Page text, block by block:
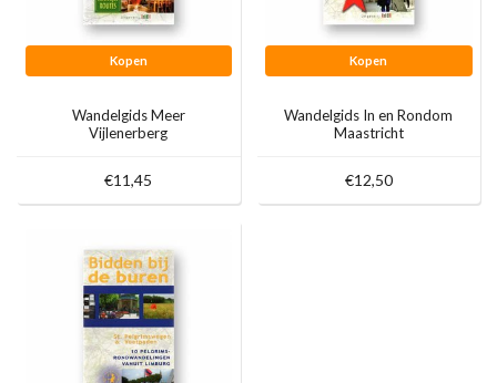
Kopen
Wandelgids Meer
Vijlenerberg
€11,45
Kopen
Wandelgids In en Rondom
Maastricht
€12,50